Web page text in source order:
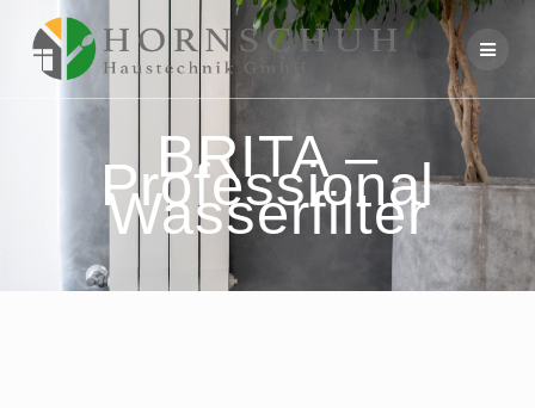
Skip
to
BRITA –
Professional
Wasserfilter